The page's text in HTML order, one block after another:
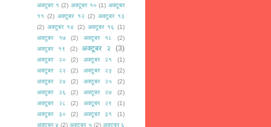
अक्टूबर १ (2) अक्टूबर १० (1) अक्टूबर
११ (2) अक्टूबर १२ (2) अक्टूबर १३
(2) अक्टूबर १४ (2) अक्टूबर १६ (1)
अक्टूबर १७
(2) अक्टूबर १८
(2)
अक्टूबर १९
(2) अक्टूबर २ (3)
अक्टूबर २० (2) अक्टूबर २१
(1)
अक्टूबर २२
(2) अक्टूबर २३
(2)
अक्टूबर २४
(2) अक्टूबर २५
(2)
अक्टूबर २६
(2) अक्टूबर २७
(2)
अक्टूबर २८
(2) अक्टूबर २९
(1)
अक्टूबर ३०
(2) अक्टूबर ३१
(1)
अक्टूबर ४ (2) अक्टूबर ५ (2) अक्टूबर ६